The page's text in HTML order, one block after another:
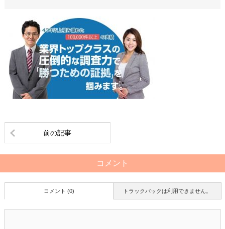
前の記事
コメント
トラックバックは利用できません。
コメント (0)